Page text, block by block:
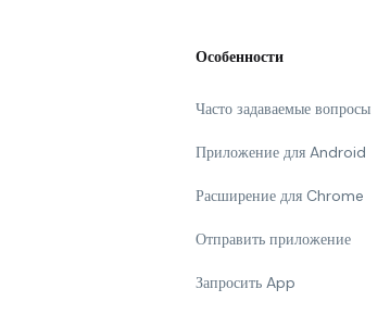
Особенности
Часто задаваемые вопросы
Приложение для Android
Расширение для Chrome
Отправить приложение
Запросить App